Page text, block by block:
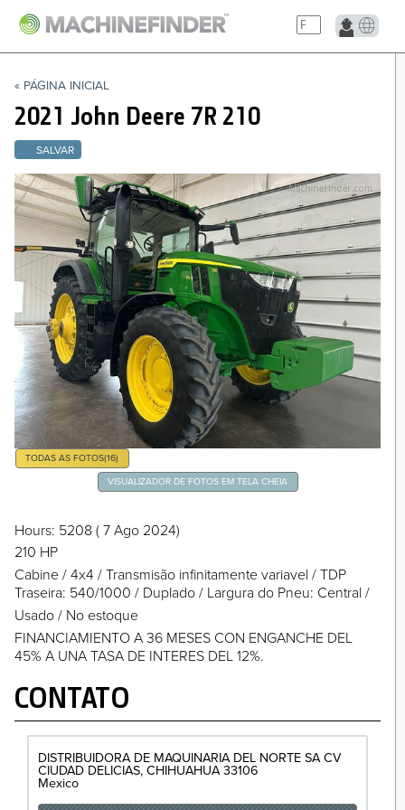
« PÁGINA INICIAL
2021 John Deere 7R 210
SALVAR
TODAS AS FOTOS(16)
VISUALIZADOR DE FOTOS EM TELA CHEIA
Hours: 5208 ( 7 Ago 2024)
210 HP
Cabine / 4x4 / Transmisão infinitamente variavel / TDP
Traseira: 540/1000 / Duplado / Largura do Pneu: Central /
Usado / No estoque
FINANCIAMIENTO A 36 MESES CON ENGANCHE DEL
45% A UNA TASA DE INTERES DEL 12%.
CONTATO
DISTRIBUIDORA DE MAQUINARIA DEL NORTE SA CV
CIUDAD DELICIAS CHIHUAHUA 33106
Mexico
NAVIGATION LINKS